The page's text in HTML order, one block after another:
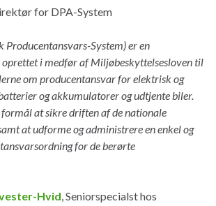
for DPA-System
Producentansvars-System) er en
oprettet i medfør af Miljøbeskyttelsesloven til
om producentansvar for elektrisk og
og akkumulatorer og udtjente biler.
at sikre driften af de nationale
at udforme og administrere en enkel og
for de berørte
Hvid, Seniorspecialst hos